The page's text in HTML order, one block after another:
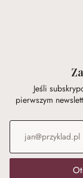
Jeśli
pierwszym
Adres e-mail